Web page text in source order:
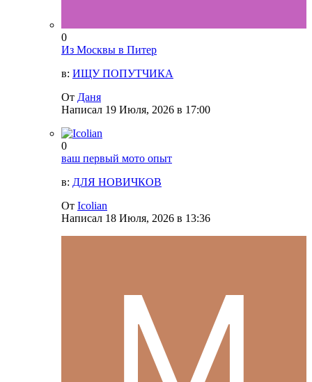
0
Из Москвы в Питер
в: ИЩУ ПОПУТЧИКА
От Даня
Написал 19 Июля, 2026 в 17:00
0
ваш первый мото опыт
в: ДЛЯ НОВИЧКОВ
От Icolian
Написал 18 Июля, 2026 в 13:36